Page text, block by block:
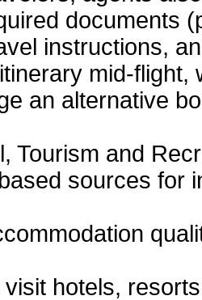
documents
instructions,
mid-
an alternative
Tourism and
sources for
hotels,